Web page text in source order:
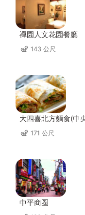
禪園人文花園餐廳
143 公尺
大四喜北方麵食(中
171 公尺
中平商圈